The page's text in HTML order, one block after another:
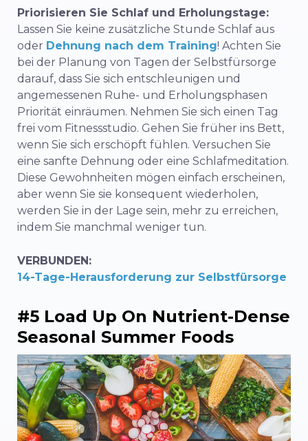
Priorisieren Sie Schlaf und Erholungstage:
Lassen Sie keine zusätzliche Stunde Schlaf aus
oder Dehnung nach dem Training! Achten Sie
bei der Planung von Tagen der Selbstfürsorge
darauf, dass Sie sich entschleunigen und
angemessenen Ruhe- und Erholungsphasen
Priorität einräumen. Nehmen Sie sich einen Tag
frei vom Fitnessstudio. Gehen Sie früher ins Bett,
wenn Sie sich erschöpft fühlen. Versuchen Sie
eine sanfte Dehnung oder eine Schlafmeditation.
Diese Gewohnheiten mögen einfach erscheinen,
aber wenn Sie sie konsequent wiederholen,
werden Sie in der Lage sein, mehr zu erreichen,
indem Sie manchmal weniger tun.
VERBUNDEN:
14-Tage-Herausforderung zur Selbstfürsorge
#5 Load Up On Nutrient-Dense
Seasonal Summer Foods